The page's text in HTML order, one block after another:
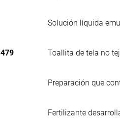
Solución líquida
Toallita de tela no
Preparación que
Fertilizante